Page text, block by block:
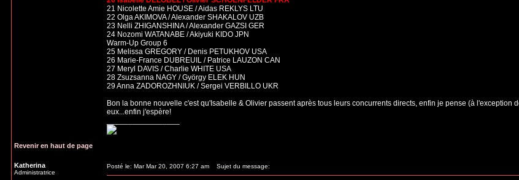
21 Nicolette Amie HOUSE / Aidas REKLYS LTU
22 Olga AKIMOVA / Alexander SHAKALOV UZB
23 Nelli ZHIGANSHINA / Alexander GAZSI GER
24 Nozomi WATANABE / Akiyuki KIDO JPN
Warm-Up Group 6
25 Melissa GREGORY / Denis PETUKHOV USA
26 Marie-France DUBREUIL / Patrice LAUZON CAN
27 Meryl DAVIS / Charlie WHITE USA
28 Zsuzsanna NAGY / György ELEK HUN
29 Anna ZADOROZHNIUK / Sergei VERBILLO UKR
Bon la bonne nouvelle c'est qu'Isabelle & Olivier passent après tous leurs concurrents directs, enfin je pense (à
eux...enfin j'espère!
Revenir en haut de page
Katherina
Administratrice
Posté le: Mar Mar 20, 2007 6:27 am Sujet du message: